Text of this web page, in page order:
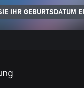
IHR GEBURTSDATUM